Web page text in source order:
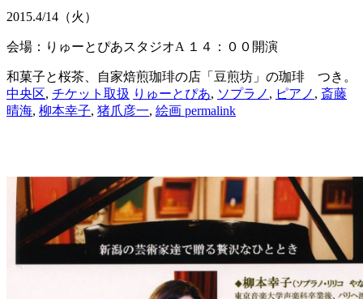
2015.4/14 （火）
会場：りゅーとぴあスタジオA １４：００開演
和菓子と桜茶、自家焙煎珈琲の店「豆煎坊」の珈琲 つき。
中央区, チケット取扱 りゅーとぴあ, ソプラノ , ピアノ , 斎藤
晴海, 柳本幸子, 猪爪彦一, 絵画 permalink